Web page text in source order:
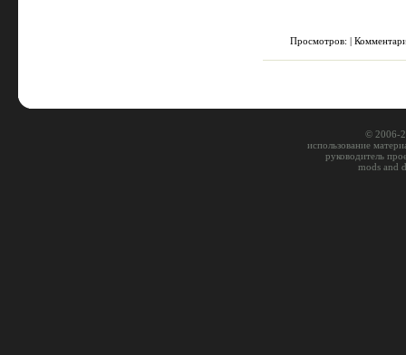
Просмотров: |
© 2006-
использование
руководитель
mods and